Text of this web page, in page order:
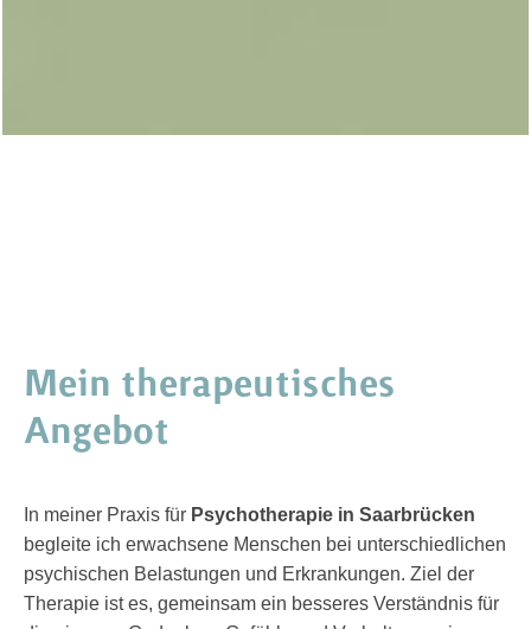
Mein therapeutisches
Angebot
In meiner Praxis für Psychotherapie in Saarbrücken
begleite ich erwachsene Menschen bei unterschiedlichen
psychischen Belastungen und Erkrankungen. Ziel der
Therapie ist es, gemeinsam ein besseres Verständnis für